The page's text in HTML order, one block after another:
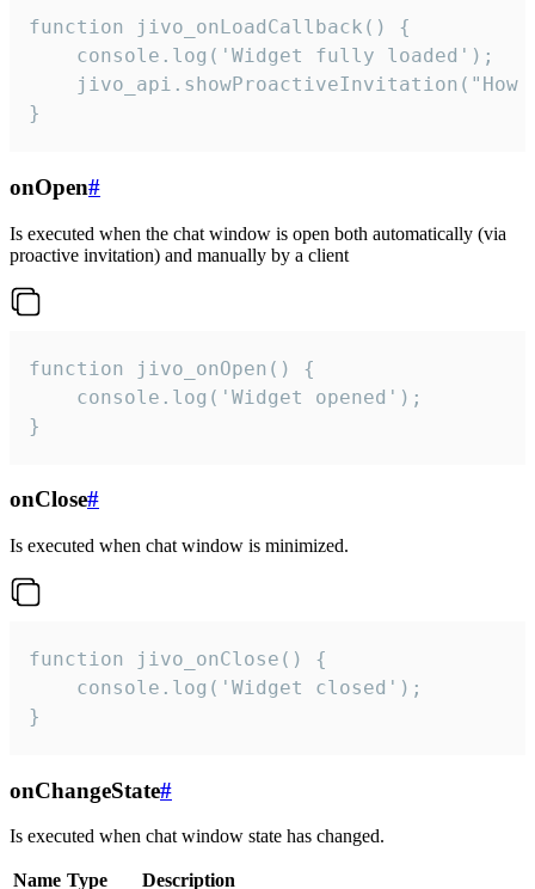
function jivo_onLoadCallback() {
    console.log('Widget fully loaded');
jivo_api.showProactiveInvitation("How
}
onOpen#
Is executed when the chat window is open both automatically (via
proactive invitation) and manually by a client
function jivo_onOpen() {
    console.log('Widget opened');
}
onClose#
Is executed when chat window is minimized.
function jivo_onClose() {
    console.log('Widget closed');
}
onChangeState#
Is executed when chat window state has changed.
Name Type Description